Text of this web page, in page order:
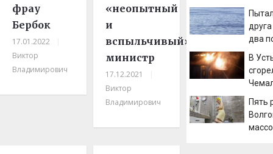
фрау
Бербок
17.01.2022
Виктор
Владимирович
«неопытный
и
вспыльчивый»
министр
17.12.2021
Виктор
Владимирович
два
В
Пять